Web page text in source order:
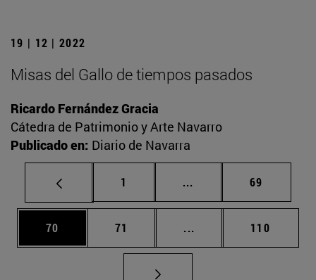
19 | 12 | 2022
Misas del Gallo de tiempos pasados
Ricardo Fernández Gracia
Cátedra de Patrimonio y Arte Navarro
Publicado en: Diario de Navarra
Página
1 ... Páginas intermedias
Página
69
Página
70 Página
71 ... Páginas intermedias
Página
110